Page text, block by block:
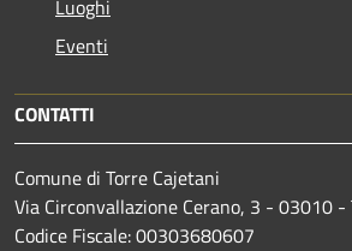
Luoghi
Eventi
CONTATTI
Comune di Torre Cajetani
Via Circonvallazione Cerano, 3 - 03010 -
Codice Fiscale: 00303680607